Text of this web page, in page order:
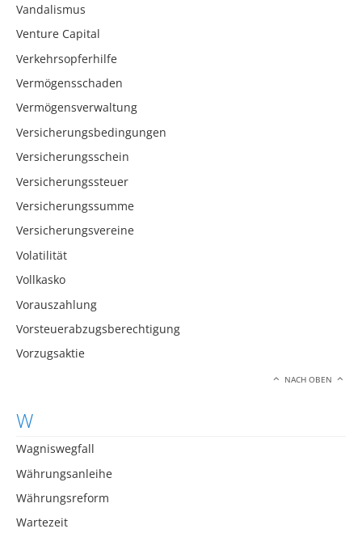
Vandalismus
Venture Capital
Verkehrsopferhilfe
Vermögensschaden
Vermögensverwaltung
Versicherungsbedingungen
Versicherungsschein
Versicherungssteuer
Versicherungssumme
Versicherungsvereine
Volatilität
Vollkasko
Vorauszahlung
Vorsteuerabzugsberechtigung
Vorzugsaktie
NACH OBEN
W
Wagniswegfall
Währungsanleihe
Währungsreform
Wartezeit